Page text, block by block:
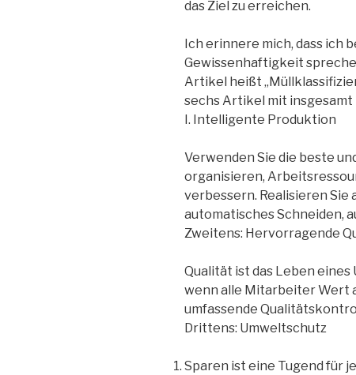
das Ziel zu erreichen.
Ich erinnere mich, dass ich
Gewissenhaftigkeit
Artikel heißt
sechs Artikel mit insgesamt
I. Intelligente Produktion
Verwenden Sie die beste
organisieren,
verbessern. Realisieren
automatisches Schneiden,
Zweitens: Hervorragende
Qualität ist das Leben
wenn alle Mitarbeiter Wert
umfassende
Drittens: Umweltschutz
Sparen ist eine Tugend für